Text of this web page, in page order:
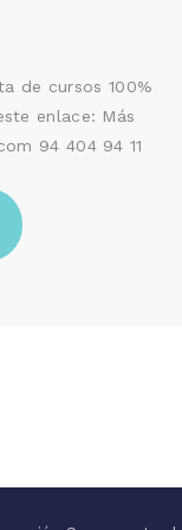
de cursos 100%
enlace: Más
94 404 94 11